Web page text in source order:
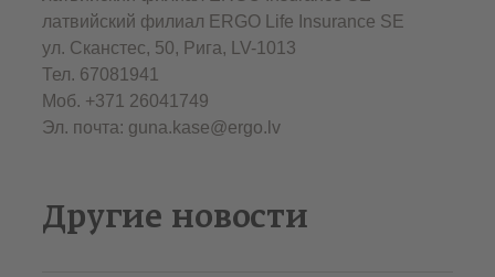
латвийский филиал ERGO Life Insurance SE
ул. Сканстес, 50, Рига, LV-1013
Тел. 67081941
Моб. +371 26041749
Эл. почта: guna.kase@ergo.lv
Другие новости